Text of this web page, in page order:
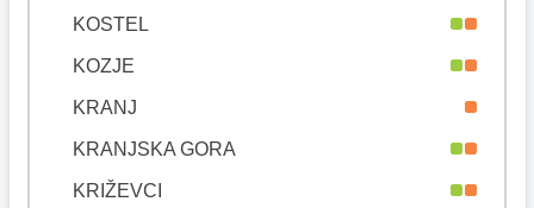
KOSTEL
KOZJE
KRANJ
KRANJSKA GORA
KRIŽEVCI